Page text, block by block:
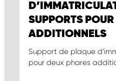
SUPPORTS
ADDITIONNELS
Support de plaque
pour deux phares